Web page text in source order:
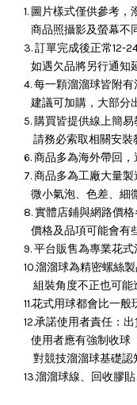
1. 圖片樣式僅供參考，
商品照攝影及螢幕不
3. 訂單完成後正常12-
如遇欠品將另行通知
4. 每一顆溜溜球皆附
建議可加購，大部分
5. 購買皆提供線上簡
請務必索取相關安裝
6. 商品多為海外帶回
7. 商品多為工廠大量
微小氣泡、色差、細
8. 實體店鋪與網路價
價格及品項可能會有
9. 平台販售為專業花
10.溜溜球為精密螺絲
組裝角度不正也可能
11.花式用球都會比一
12.承諾使用者責任：
使用者應有強制收球
對競技溜溜球基礎認
13.溜溜球線、回收膠